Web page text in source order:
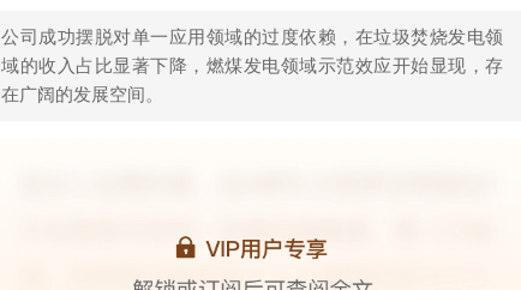
公司成功摆脱对单一应用领域的过度依赖，在垃圾焚烧发电领
域的收入占比显著下降，燃煤发电领域示范效应开始显现，存
在广阔的发展空间。